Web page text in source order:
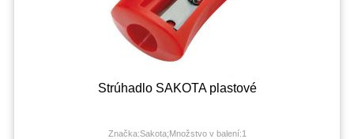
Strúhadlo SAKOTA plastové
Značka:Sakota;Množstvo v balení:1